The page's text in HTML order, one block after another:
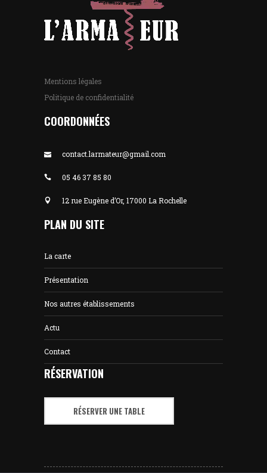
Mentions légales
Politique de confidentialité
COORDONNÉES
contact.larmateur@gmail.com
05 46 37 85 80
12 rue Eugène d’Or, 17000 La Rochelle
PLAN DU SITE
La carte
Présentation
Nos autres établissements
Actu
Contact
RÉSERVATION
RÉSERVER UNE TABLE